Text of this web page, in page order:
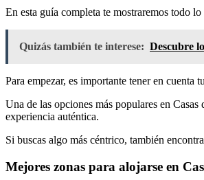
En esta guía completa te mostraremos todo
Quizás también te interese: Descubre
Para empezar, es importante tener en cuenta
Una de las opciones más populares en
experiencia auténtica.
Si buscas algo más céntrico, también
Mejores zonas para alojarse en